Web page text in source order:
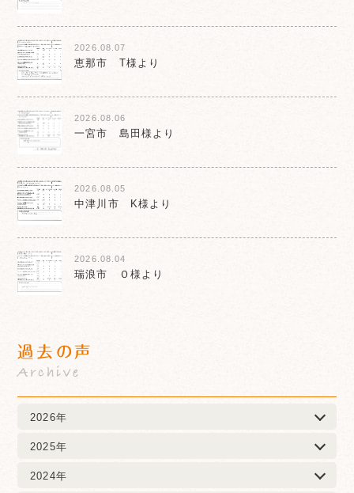
2026.08.07
恵那市 T様より
2026.08.06
一宮市 島田様より
2026.08.05
中津川市 K様より
2026.08.04
瑞浪市 Ｏ様より
過去の声
Archive
2026年
2025年
2024年